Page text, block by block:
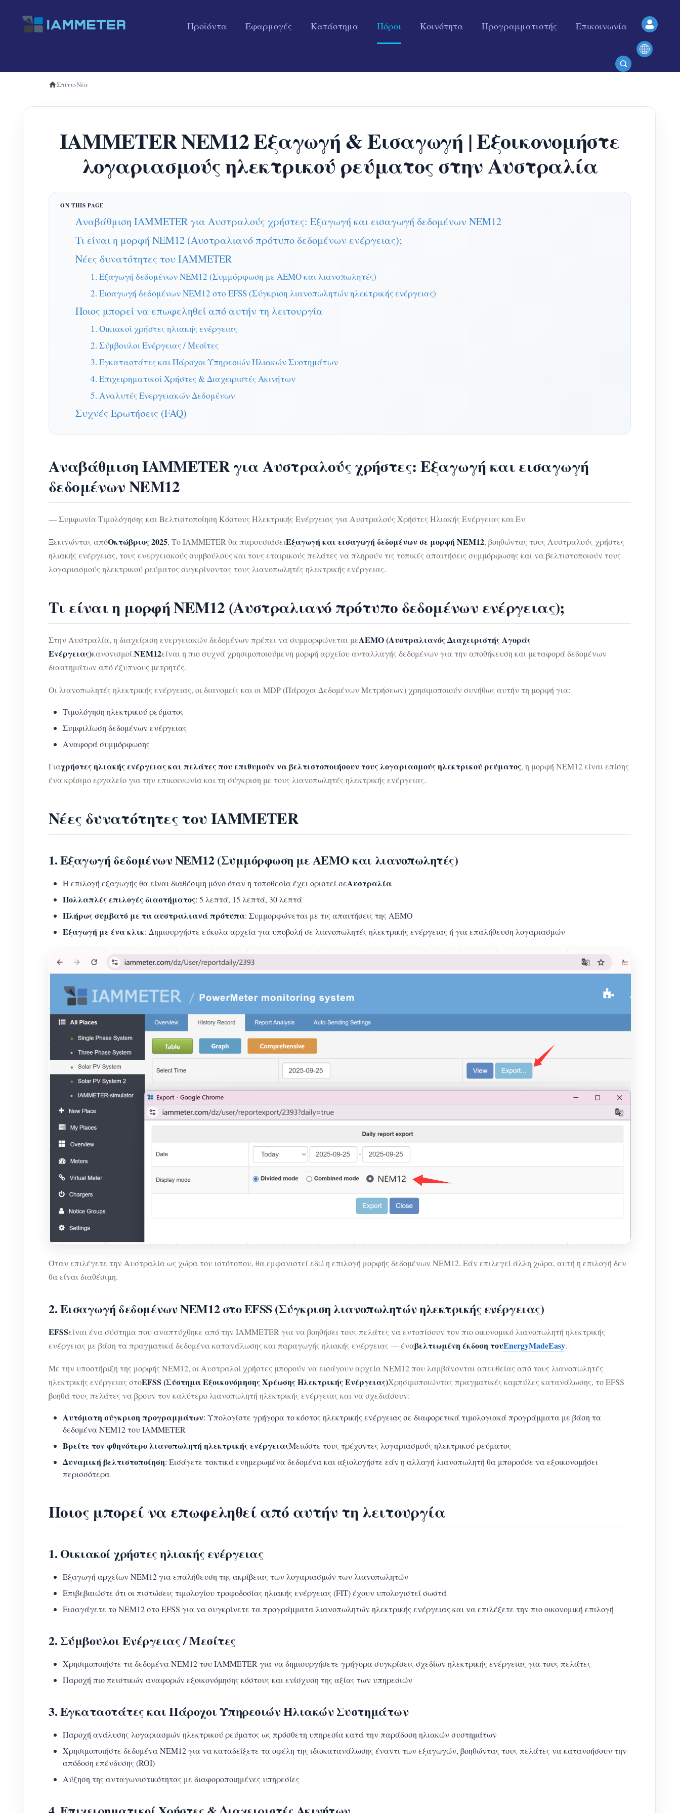
Προϊόντα Εφαρμογές Κατάστημα Πόροι Κοινότητα Προγραμματιστής Επικοινωνία
Σπίτι>Νέα
IAMMETER NEM12 Εξαγωγή & Εισαγωγή | Εξοικονομήστε
λογαριασμούς ηλεκτρικού ρεύματος στην Αυστραλία
Αναβάθμιση IAMMETER για Αυστραλούς χρήστες: Εξαγωγή και εισαγωγή δεδομένων NEM12
Τι είναι η μορφή NEM12 (Αυστραλιανό πρότυπο δεδομένων ενέργειας);
Νέες δυνατότητες του IAMMETER
1. Εξαγωγή δεδομένων NEM12 (Συμμόρφωση με AEMO και λιανοπωλητές)
2. Εισαγωγή δεδομένων NEM12 στο EFSS (Σύγκριση λιανοπωλητών ηλεκτρικής ενέργειας)
Ποιος μπορεί να επωφεληθεί από αυτήν τη λειτουργία
1. Οικιακοί χρήστες ηλιακής ενέργειας
2. Σύμβουλοι Ενέργειας / Μεσίτες
3. Εγκαταστάτες και Πάροχοι Υπηρεσιών Ηλιακών Συστημάτων
4. Επιχειρηματικοί Χρήστες & Διαχειριστές Ακινήτων
5. Αναλυτές Ενεργειακών Δεδομένων
Συχνές Ερωτήσεις (FAQ)
Αναβάθμιση IAMMETER για Αυστραλούς χρήστες: Εξαγωγή και εισαγωγή
δεδομένων NEM12
— Συμφωνία Τιμολόγησης και Βελτιστοποίηση Κόστους Ηλεκτρικής Ενέργειας για Αυστραλούς Χρήστες Ηλιακής Ενέργειας και Εν
Ξεκινώντας απόΟκτώβριος 2025, Το IAMMETER θα παρουσιάσειΕξαγωγή και εισαγωγή δεδομένων σε μορφή NEM12, βοηθώντας τους Αυστραλούς χρήστες
ηλιακής ενέργειας, τους ενεργειακούς συμβούλους και τους εταιρικούς πελάτες να πληρούν τις τοπικές απαιτήσεις συμμόρφωσης και να βελτιστοποιούν τους
λογαριασμούς ηλεκτρικού ρεύματος συγκρίνοντας τους λιανοπωλητές ηλεκτρικής ενέργειας.
Τι είναι η μορφή NEM12 (Αυστραλιανό πρότυπο δεδομένων ενέργειας);
Στην Αυστραλία, η διαχείριση ενεργειακών δεδομένων πρέπει να συμμορφώνεται μεAEMO (Αυστραλιανός Διαχειριστής Αγοράς
Ενέργειας)κανονισμοί.ΝΕΜ12είναι η πιο συχνά χρησιμοποιούμενη μορφή αρχείου ανταλλαγής δεδομένων για την αποθήκευση και μεταφορά δεδομένων
διαστημάτων από έξυπνους μετρητές.
Οι λιανοπωλητές ηλεκτρικής ενέργειας, οι διανομείς και οι MDP (Πάροχοι Δεδομένων Μετρήσεων) χρησιμοποιούν συνήθως αυτήν τη μορφή για:
Τιμολόγηση ηλεκτρικού ρεύματος
Συμφιλίωση δεδομένων ενέργειας
Αναφορά συμμόρφωσης
Γιαχρήστες ηλιακής ενέργειας και πελάτες που επιθυμούν να βελτιστοποιήσουν τους λογαριασμούς ηλεκτρικού ρεύματος, η μορφή NEM12 είναι επίσης
ένα κρίσιμο εργαλείο για την επικοινωνία και τη σύγκριση με τους λιανοπωλητές ηλεκτρικής ενέργειας.
Νέες δυνατότητες του IAMMETER
1. Εξαγωγή δεδομένων NEM12 (Συμμόρφωση με AEMO και λιανοπωλητές)
Η επιλογή εξαγωγής θα είναι διαθέσιμη μόνο όταν η τοποθεσία έχει οριστεί σεΑυστραλία
Πολλαπλές επιλογές διαστήματος: 5 λεπτά, 15 λεπτά, 30 λεπτά
Πλήρως συμβατό με τα αυστραλιανά πρότυπα: Συμμορφώνεται με τις απαιτήσεις της AEMO
Εξαγωγή με ένα κλικ: Δημιουργήστε εύκολα αρχεία για υποβολή σε λιανοπωλητές ηλεκτρικής ενέργειας ή για επαλήθευση λογαριασμών
Όταν επιλέγετε την Αυστραλία ως χώρα του ιστότοπου, θα εμφανιστεί εδώ η επιλογή μορφής δεδομένων NEM12. Εάν επιλεγεί άλλη χώρα, αυτή η επιλογή δεν
θα είναι διαθέσιμη.
2. Εισαγωγή δεδομένων NEM12 στο EFSS (Σύγκριση λιανοπωλητών ηλεκτρικής ενέργειας)
EFSSείναι ένα σύστημα που αναπτύχθηκε από την IAMMETER για να βοηθήσει τους πελάτες να εντοπίσουν τον πιο οικονομικό λιανοπωλητή ηλεκτρικής
ενέργειας με βάση τα πραγματικά δεδομένα κατανάλωσης και παραγωγής ηλιακής ενέργειας — έναβελτιωμένη έκδοση τουEnergyMadeEasy.
Με την υποστήριξη της μορφής NEM12, οι Αυστραλοί χρήστες μπορούν να εισάγουν αρχεία NEM12 που λαμβάνονται απευθείας από τους λιανοπωλητές
ηλεκτρικής ενέργειας στοEFSS (Σύστημα Εξοικονόμησης Χρέωσης Ηλεκτρικής Ενέργειας)Χρησιμοποιώντας πραγματικές καμπύλες κατανάλωσης, το EFSS
βοηθά τους πελάτες να βρουν τον καλύτερο λιανοπωλητή ηλεκτρικής ενέργειας και να σχεδιάσουν:
Αυτόματη σύγκριση προγραμμάτων: Υπολογίστε γρήγορα το κόστος ηλεκτρικής ενέργειας σε διαφορετικά τιμολογιακά προγράμματα με βάση τα
δεδομένα NEM12 του IAMMETER
Βρείτε τον φθηνότερο λιανοπωλητή ηλεκτρικής ενέργειαςΜειώστε τους τρέχοντες λογαριασμούς ηλεκτρικού ρεύματος
Δυναμική βελτιστοποίηση: Εισάγετε τακτικά ενημερωμένα δεδομένα και αξιολογήστε εάν η αλλαγή λιανοπωλητή θα μπορούσε να εξοικονομήσει
περισσότερα
Ποιος μπορεί να επωφεληθεί από αυτήν τη λειτουργία
1. Οικιακοί χρήστες ηλιακής ενέργειας
Εξαγωγή αρχείων NEM12 για επαλήθευση της ακρίβειας των λογαριασμών των λιανοπωλητών
Επιβεβαιώστε ότι οι πιστώσεις τιμολογίου τροφοδοσίας ηλιακής ενέργειας (FIT) έχουν υπολογιστεί σωστά
Εισαγάγετε το NEM12 στο EFSS για να συγκρίνετε τα προγράμματα λιανοπωλητών ηλεκτρικής ενέργειας και να επιλέξετε την πιο οικονομική επιλογή
2. Σύμβουλοι Ενέργειας / Μεσίτες
Χρησιμοποιήστε τα δεδομένα NEM12 του IAMMETER για να δημιουργήσετε γρήγορα συγκρίσεις σχεδίων ηλεκτρικής ενέργειας για τους πελάτες
Παροχή πιο πειστικών αναφορών εξοικονόμησης κόστους και ενίσχυση της αξίας των υπηρεσιών
3. Εγκαταστάτες και Πάροχοι Υπηρεσιών Ηλιακών Συστημάτων
Παροχή ανάλυσης λογαριασμών ηλεκτρικού ρεύματος ως πρόσθετη υπηρεσία κατά την παράδοση ηλιακών συστημάτων
Χρησιμοποιήστε δεδομένα NEM12 για να καταδείξετε τα οφέλη της ιδιοκατανάλωσης έναντι των εξαγωγών, βοηθώντας τους πελάτες να κατανοήσουν την
απόδοση επένδυσης (ROI)
Αύξηση της ανταγωνιστικότητας με διαφοροποιημένες υπηρεσίες